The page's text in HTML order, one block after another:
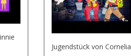
Jugendstück von Cornelia